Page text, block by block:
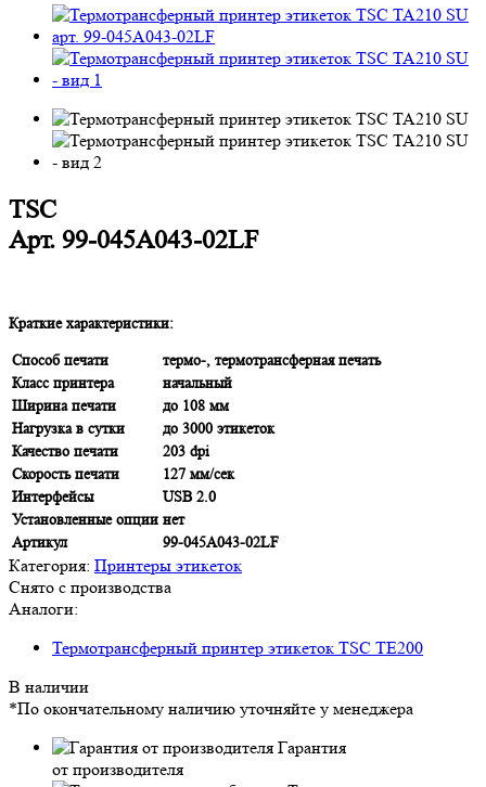
TSC
Арт. 99-045A043-02LF
Краткие характеристики:
Способ печати
термо-, термотрансферная печать
Класс принтера
начальный
Ширина печати
до 108 мм
Нагрузка в сутки
до 3000 этикеток
Качество печати
203 dpi
Скорость печати
127 мм/сек
Интерфейсы
USB 2.0
Установленные опции нет
Артикул
99-045A043-02LF
Категория: Принтеры этикеток
Снято с производства
Аналоги:
Термотрансферный принтер этикеток TSC TE200
В наличии
*По окончательному наличию уточняйте у менеджера
Гарантия
от производителя